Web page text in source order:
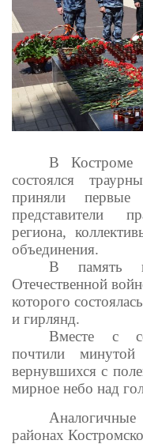
В Костроме
состоялся
приняли
представители
региона,
объединения.
В память
Отечественной
которого
и гирлянд.
Вместе с
почтили
вернувшихся с
мирное небо над
районах